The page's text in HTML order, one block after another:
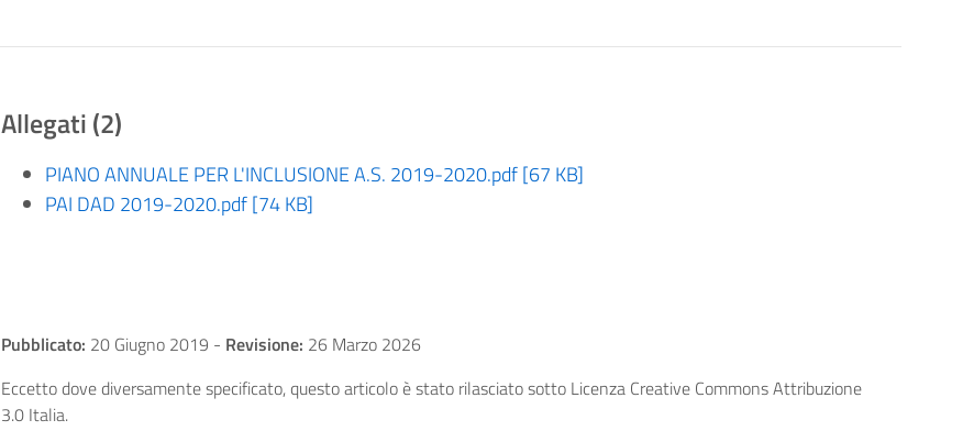
Allegati (2)
PIANO ANNUALE PER L'INCLUSIONE A.S. 2019-2020.pdf [67 KB]
PAI DAD 2019-2020.pdf [74 KB]
Pubblicato: 20 Giugno 2019 - Revisione: 26 Marzo 2026
Eccetto dove diversamente specificato, questo articolo è stato rilasciato sotto Licenza Creative Commons Attribuzione
3.0 Italia.